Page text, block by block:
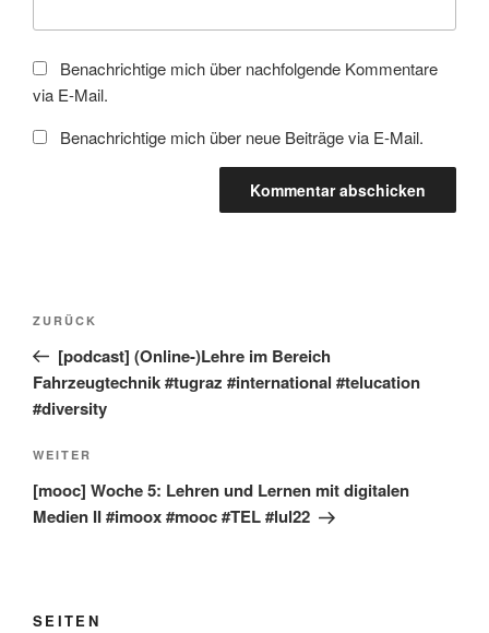
Benachrichtige mich über nachfolgende Kommentare
via E-Mail.
Benachrichtige mich über neue Beiträge via E-Mail.
Beitragsnavigation
Vorheriger
Beitrag
ZURÜCK
[podcast] (Online-)Lehre im Bereich
Fahrzeugtechnik #tugraz #international #telucation
#diversity
Nächster
Beitrag
WEITER
[mooc] Woche 5: Lehren und Lernen mit digitalen
Medien II #imoox #mooc #TEL #lul22
SEITEN